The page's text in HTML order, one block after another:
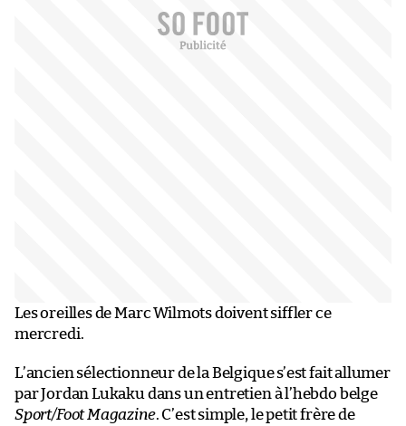
Les oreilles de Marc Wilmots doivent siffler ce
mercredi.
L’ancien sélectionneur de la Belgique s’est fait allumer
par Jordan Lukaku dans un entretien à l’hebdo belge
Sport/Foot Magazine. C’est simple, le petit frère de